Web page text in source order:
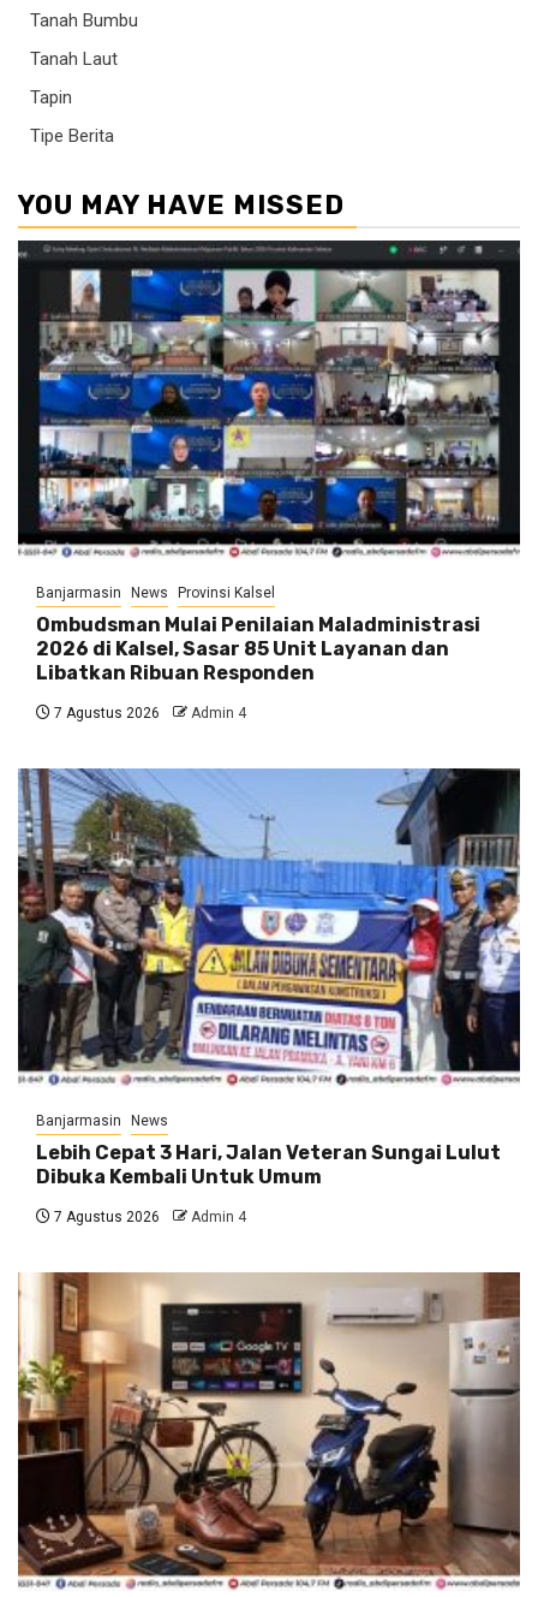
Tanah Bumbu
Tanah Laut
Tapin
Tipe Berita
YOU MAY HAVE MISSED
Banjarmasin News Provinsi Kalsel
Ombudsman Mulai Penilaian Maladministrasi
2026 di Kalsel, Sasar 85 Unit Layanan dan
Libatkan Ribuan Responden
7 Agustus 2026 Admin 4
Banjarmasin News
Lebih Cepat 3 Hari, Jalan Veteran Sungai Lulut
Dibuka Kembali Untuk Umum
7 Agustus 2026 Admin 4